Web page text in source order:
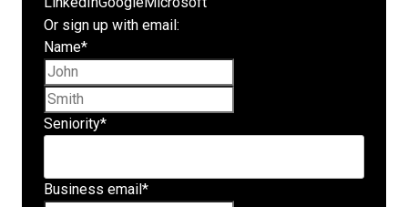
Or sign up with email:
Name*
Seniority*
Business email *